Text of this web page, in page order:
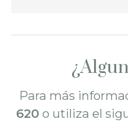
Para más
620 o utiliza el